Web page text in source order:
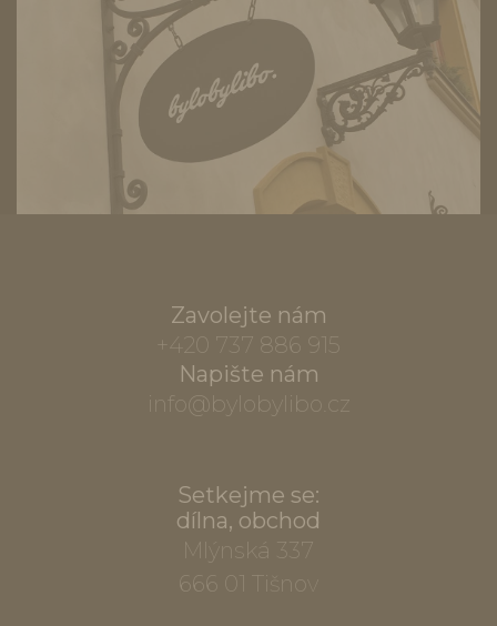
Zavolejte nám
+420 737 886 915
Napište nám
info@bylobylibo.cz
Setkejme se:
dílna, obchod
Mlýnská 337
666 01 Tišnov